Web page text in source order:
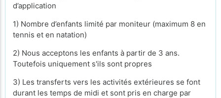
d’application
1) Nombre d’enfants limité par moniteur (maximum 8 en
tennis et en natation)
2) Nous acceptons les enfants à partir de 3 ans.
Toutefois uniquement s'ils sont propres
3) Les transferts vers les activités extérieures se font
durant les temps de midi et sont pris en charge par